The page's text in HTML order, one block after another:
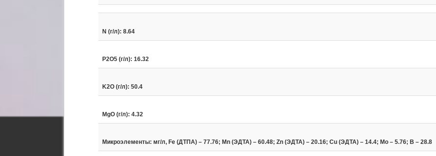
N (г/л): 8.64
P2O5 (г/л): 16.32
K2O (г/л): 50.4
MgO (г/л): 4.32
Микроэлементы: мг/л, Fe (ДТПА) – 77.76; Mn (ЭДТА) – 60.48; Zn (ЭДТА) – 20.16; Cu (ЭДТА) – 14.4; Mo – 5.76; B – 28.8